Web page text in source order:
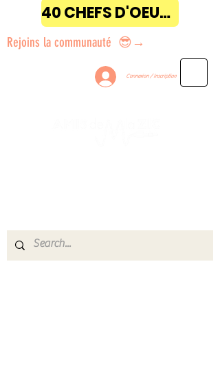
40 CHEFS D'OEUVRE
Rejoins la communauté 😎→
Connexion / Inscription